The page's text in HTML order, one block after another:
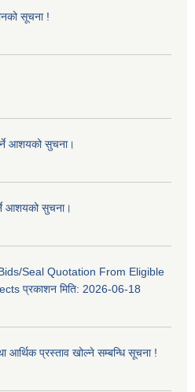
सूचना !
आशयको सुचना।
आशयको सुचना।
Seal Quotation From Eligible
प्रकाशन मिति: 2026-06-18
आर्थिक प्रस्ताव खोल्ने सम्बन्धि सूचना !